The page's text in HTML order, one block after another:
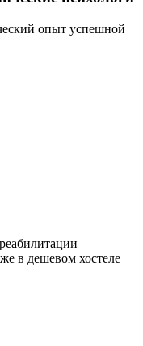
опыт успешной
в дешевом хостеле